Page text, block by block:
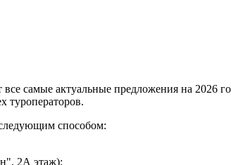
самые актуальные предложения на
туроператоров.
способом:
2А этаж);